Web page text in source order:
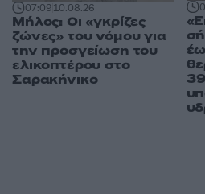
07:0910.08.26
Μήλος: Οι «γκρίζες
ζώνες» του νόμου για
την προσγείωση του
ελικοπτέρου στο
Σαρακήνικο